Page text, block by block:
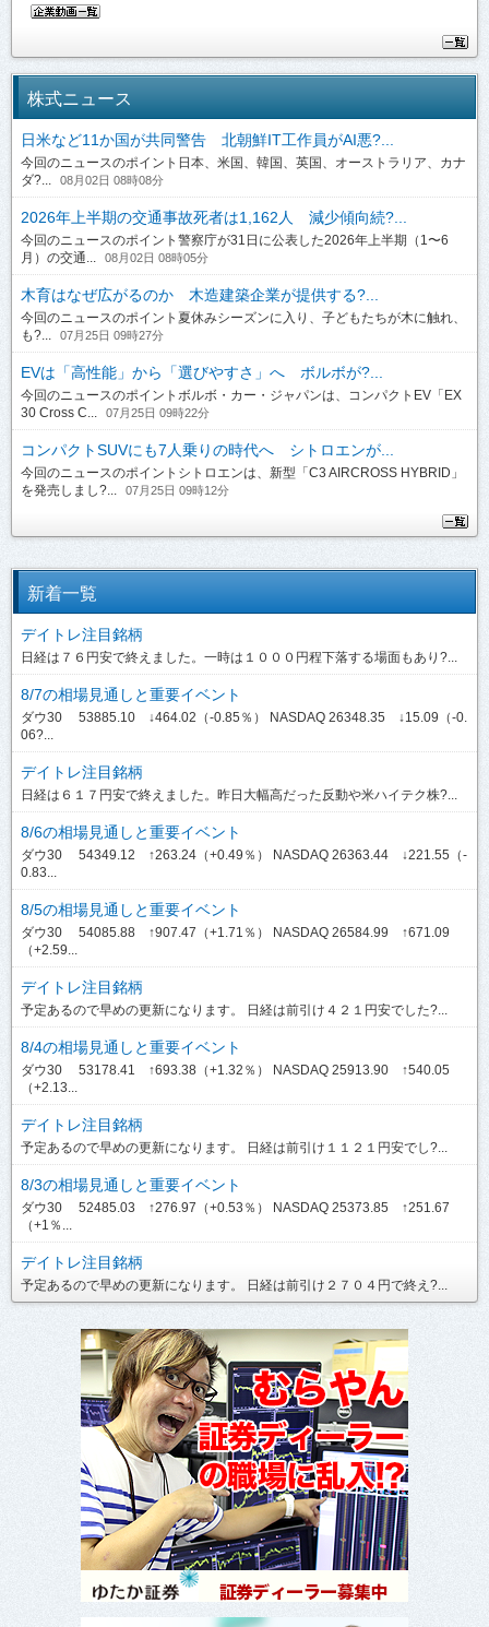
株式ニュース
日米など11か国が共同警告 北朝鮮IT工作員がAI悪?...
今回のニュースのポイント日本、米国、韓国、英国、オーストラリア、カナ
ダ?...
08月02日 08時08分
2026年上半期の交通事故死者は1,162人 減少傾向続?...
今回のニュースのポイント警察庁が31日に公表した2026年上半期（1〜6
月）の交通...
08月02日 08時05分
木育はなぜ広がるのか 木造建築企業が提供する?...
今回のニュースのポイント夏休みシーズンに入り、子どもたちが木に触れ、
も?...
07月25日 09時27分
EVは「高性能」から「選びやすさ」へ ボルボが?...
今回のニュースのポイントボルボ・カー・ジャパンは、コンパクトEV「EX
30 Cross C...
07月25日 09時22分
コンパクトSUVにも7人乗りの時代へ シトロエンが...
今回のニュースのポイントシトロエンは、新型「C3 AIRCROSS HYBRID」
を発売しまし?...
07月25日 09時12分
新着一覧
デイトレ注目銘柄
日経は７６円安で終えました。一時は１０００円程下落する場面もあり?...
8/7の相場見通しと重要イベント
ダウ30 53885.10 ↓464.02（-0.85％） NASDAQ 26348.35 ↓15.09（-0.
06?...
デイトレ注目銘柄
日経は６１７円安で終えました。昨日大幅高だった反動や米ハイテク株?...
8/6の相場見通しと重要イベント
ダウ30 54349.12 ↑263.24（+0.49％） NASDAQ 26363.44 ↓221.55（-
0.83...
8/5の相場見通しと重要イベント
ダウ30 54085.88 ↑907.47（+1.71％） NASDAQ 26584.99 ↑671.09
（+2.59...
デイトレ注目銘柄
予定あるので早めの更新になります。 日経は前引け４２１円安でした?...
8/4の相場見通しと重要イベント
ダウ30 53178.41 ↑693.38（+1.32％） NASDAQ 25913.90 ↑540.05
（+2.13...
デイトレ注目銘柄
予定あるので早めの更新になります。 日経は前引け１１２１円安でし?...
8/3の相場見通しと重要イベント
ダウ30 52485.03 ↑276.97（+0.53％） NASDAQ 25373.85 ↑251.67
（+1％...
デイトレ注目銘柄
予定あるので早めの更新になります。 日経は前引け２７０４円で終え?...